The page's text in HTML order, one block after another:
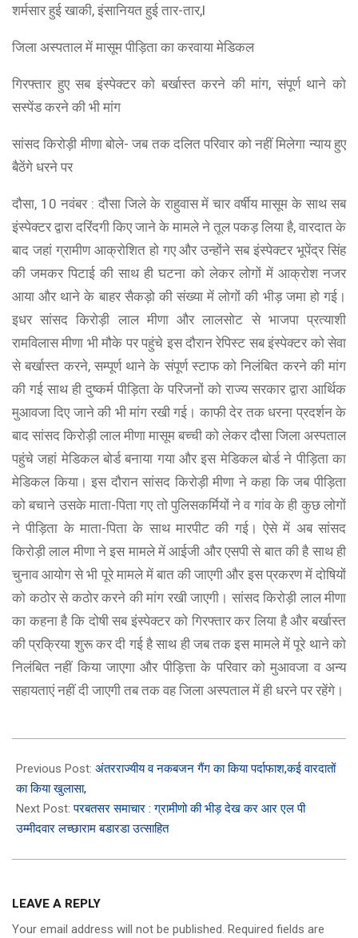
शर्मसार हुई खाकी, इंसानियत हुई तार-तार,l
जिला अस्पताल में मासूम पीड़िता का करवाया मेडिकल
गिरफ्तार हुए सब इंस्पेक्टर को बर्खास्त करने की मांग, संपूर्ण थाने को
सस्पेंड करने की भी मांग
सांसद किरोड़ी मीणा बोले- जब तक दलित परिवार को नहीं मिलेगा न्याय हुए
बैठेंगे धरने पर
दौसा, 10 नवंबर : दौसा जिले के राहुवास में चार वर्षीय मासूम के साथ सब
इंस्पेक्टर द्वारा दरिंदगी किए जाने के मामले ने तूल पकड़ लिया है, वारदात के
बाद जहां ग्रामीण आक्रोशित हो गए और उन्होंने सब इंस्पेक्टर भूपेंद्र सिंह
की जमकर पिटाई की साथ ही घटना को लेकर लोगों में आक्रोश नजर
आया और थाने के बाहर सैकड़ो की संख्या में लोगों की भीड़ जमा हो गई।
इधर सांसद किरोड़ी लाल मीणा और लालसोट से भाजपा प्रत्याशी
रामविलास मीणा भी मौके पर पहुंचे इस दौरान रेपिस्ट सब इंस्पेक्टर को सेवा
से बर्खास्त करने, सम्पूर्ण थाने के संपूर्ण स्टाफ को निलंबित करने की मांग
की गई साथ ही दुष्कर्म पीड़िता के परिजनों को राज्य सरकार द्वारा आर्थिक
मुआवजा दिए जाने की भी मांग रखी गई। काफी देर तक धरना प्रदर्शन के
बाद सांसद किरोड़ी लाल मीणा मासूम बच्ची को लेकर दौसा जिला अस्पताल
पहुंचे जहां मेडिकल बोर्ड बनाया गया और इस मेडिकल बोर्ड ने पीड़िता का
मेडिकल किया। इस दौरान सांसद किरोड़ी मीणा ने कहा कि जब पीड़िता
को बचाने उसके माता-पिता गए तो पुलिसकर्मियों ने व गांव के ही कुछ लोगों
ने पीड़िता के माता-पिता के साथ मारपीट की गई। ऐसे में अब सांसद
किरोड़ी लाल मीणा ने इस मामले में आईजी और एसपी से बात की है साथ ही
चुनाव आयोग से भी पूरे मामले में बात की जाएगी और इस प्रकरण में दोषियों
को कठोर से कठोर करने की मांग रखी जाएगी। सांसद किरोड़ी लाल मीणा
का कहना है कि दोषी सब इंस्पेक्टर को गिरफ्तार कर लिया है और बर्खास्त
की प्रक्रिया शुरू कर दी गई है साथ ही जब तक इस मामले में पूरे थाने को
निलंबित नहीं किया जाएगा और पीड़ित्ता के परिवार को मुआवजा व अन्य
सहायताएं नहीं दी जाएगी तब तक वह जिला अस्पताल में ही धरने पर रहेंगे।
11-
10
Previous Post: अंतरराज्यीय व नकबजन गैंग का किया पर्दाफाश,कई वारदातों
का किया खुलासा,
Next Post:परबतसर समाचार : ग्रामीणो की भीड़ देख कर आर एल पी
उम्मीदवार लच्छाराम बडारडा उत्साहित
LEAVE A REPLY
Your email address will not be published. Required fields are